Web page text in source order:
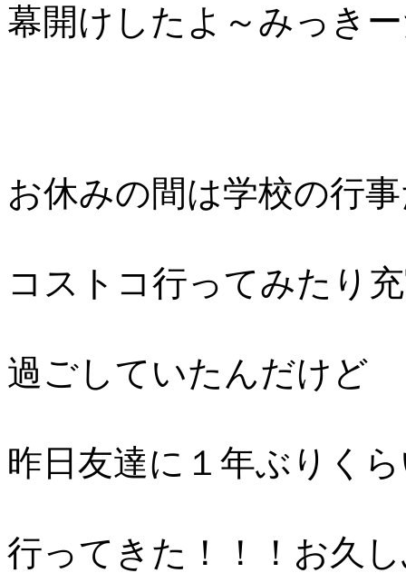
幕開けしたよ～みっき
お休みの間は学校の行
コストコ行ってみたり
過ごしていたんだけど
昨日友達に１年ぶりく
行ってきた！！！お久